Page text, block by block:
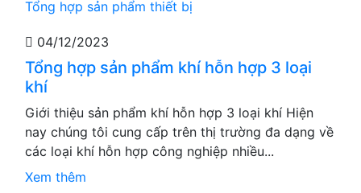
Tổng hợp sản phẩm thiết bị
04/12/2023
Tổng hợp sản phẩm khí hỗn hợp 3 loại
khí
Giới thiệu sản phẩm khí hỗn hợp 3 loại khí Hiện
nay chúng tôi cung cấp trên thị trường đa dạng về
các loại khí hỗn hợp công nghiệp nhiều...
Xem thêm